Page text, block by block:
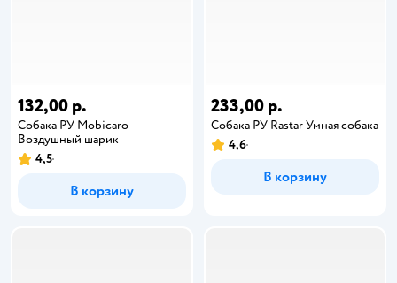
132,00 р.
Собака РУ Mobicaro
Воздушный шарик
4,5
В корзину
233,00 р.
Собака РУ Rastar Умная собака
4,6
В корзину